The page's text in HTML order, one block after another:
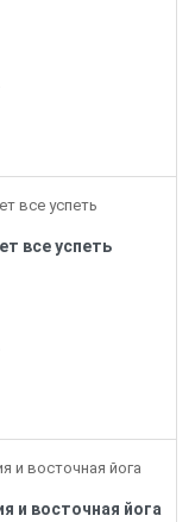
все успеть
и восточная йога